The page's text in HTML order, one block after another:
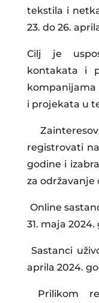
tekstila i
23. do 26.
Cilj je
kontakata i
i projekata u
registrovati na
godine i
za održavanje
Online
31. maja 2024.
Sastanci
aprila 2024.
Prilikom